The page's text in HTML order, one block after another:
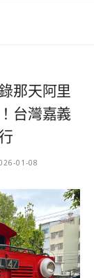
那天阿里
台灣嘉義
01-08